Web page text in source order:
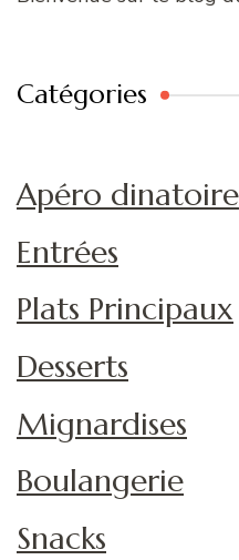
Catégories
Apéro dinatoire
Entrées
Plats Principaux
Desserts
Mignardises
Boulangerie
Snacks